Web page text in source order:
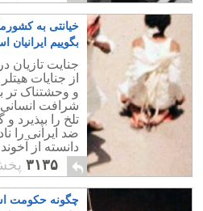
خیانتی به
بگوییم ایرانیان
جنایت تازیان
از جنایات
و وحشتناک تر
شرافت
تلخ را بپذیرد و
ضد ایرانی را
دانسته از
کنند، از شرافت
۳۱۳۵
چگونه حکومت